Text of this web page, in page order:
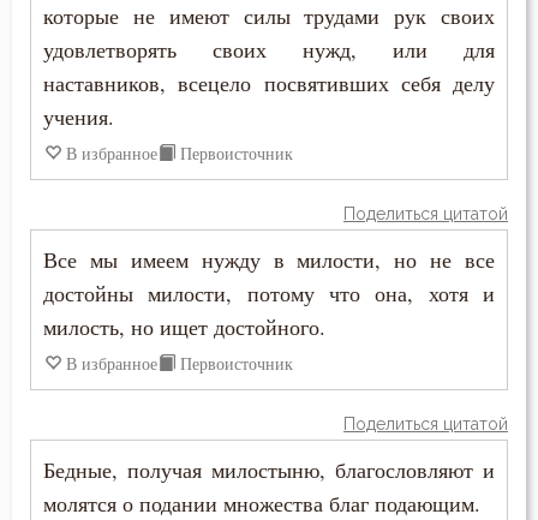
Добродетель
Друг
Духовная жизнь
Душа
Еда
Ересь
Климент Римский
Лев Великий
Лев Оптинский (Наголкин)
Лука (Войно-Ясенецкий)
Макарий Великий
Макарий Оптинский (Иванов)
Максим Грек
Максим Исповедник
Марк Подвижник
Марк Эфесский
которые не имеют силы трудами рук своих
удовлетворять своих нужд, или для
наставников, всецело посвятивших себя делу
учения.
В избранное Первоисточник
Поделиться цитатой
Все мы имеем нужду в милости, но не все
достойны милости, потому что она, хотя и
милость, но ищет достойного.
В избранное Первоисточник
Поделиться цитатой
Бедные, получая милостыню, благословляют и
молятся о подании множества благ подающим.